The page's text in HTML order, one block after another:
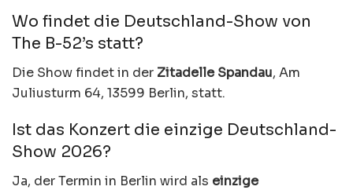
Wo findet die Deutschland-Show von
The B-52’s statt?
Die Show findet in der Zitadelle Spandau, Am
Juliusturm 64, 13599 Berlin, statt.
Ist das Konzert die einzige Deutschland-
Show 2026?
Ja, der Termin in Berlin wird als einzige